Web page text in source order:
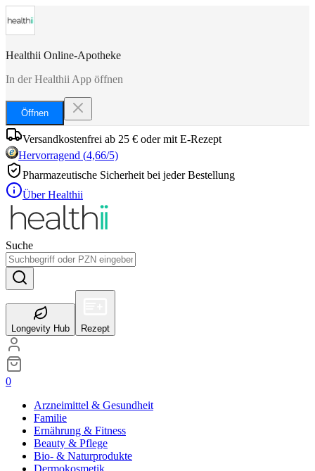
Healthii Online-Apotheke
In der Healthii App öffnen
Öffnen
Versandkostenfrei ab 25 € oder mit E-Rezept
Hervorragend (4,66/5)
Pharmazeutische Sicherheit bei jeder Bestellung
Über Healthii
Suche
Longevity Hub Rezept
0
Arzneimittel & Gesundheit
Familie
Ernährung & Fitness
Beauty & Pflege
Bio- & Naturprodukte
Dermokosmetik